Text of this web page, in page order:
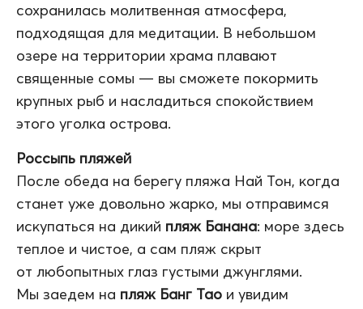
сохранилась молитвенная атмосфера,
подходящая для медитации. В небольшом
озере на территории храма плавают
священные сомы — вы сможете покормить
крупных рыб и насладиться спокойствием
этого уголка острова.
Россыпь пляжей
После обеда на берегу пляжа Най Тон, когда
станет уже довольно жарко, мы отправимся
искупаться на дикий пляж Банана: море здесь
теплое и чистое, а сам пляж скрыт
от любопытных глаз густыми джунглями.
Мы заедем на пляж Банг Тао и увидим